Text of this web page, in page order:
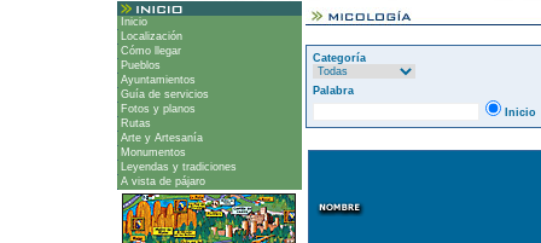
Inicio
Localización
Cómo llegar
Pueblos
Ayuntamientos
Guía de servicios
Fotos y planos
Rutas
Arte y Artesanía
Monumentos
Leyendas y tradiciones
A vista de pájaro
Categoría
Palabra
Inicio